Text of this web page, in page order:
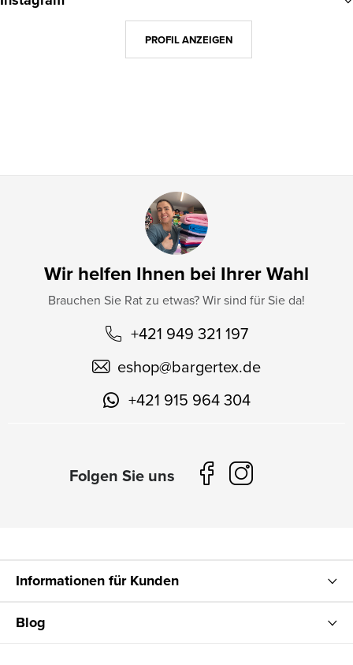
Wir helfen Ihnen bei Ihrer Wahl
Brauchen Sie Rat zu etwas? Wir sind für Sie da!
+421 949 321 197
eshop@bargertex.de
+421 915 964 304
PROFIL ANZEIGEN
Informationen für Kunden
Blog